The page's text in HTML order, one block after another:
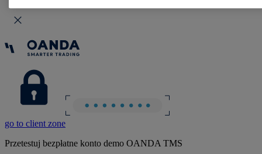
go to client zone
Przetestuj bezpłatne konto demo OANDA TMS